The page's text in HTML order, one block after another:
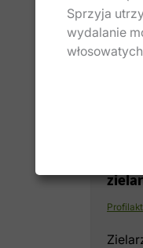
Sprzyja
wydalanie
Dieta